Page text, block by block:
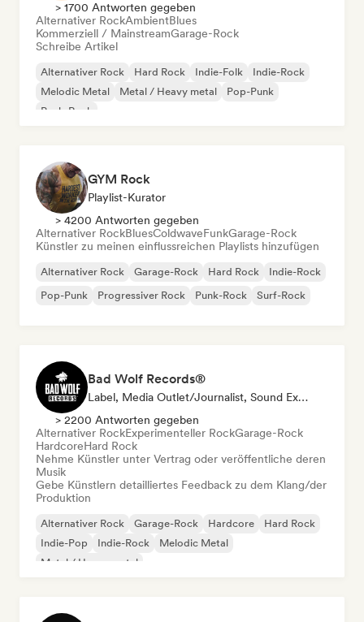
> 1700 Antworten gegeben
Alternativer RockAmbientBlues
Kommerziell / MainstreamGarage-Rock
Schreibe Artikel
Alternativer Rock Hard Rock Indie-Folk
Indie-Rock
Melodic Metal
Metal / Heavy metal
Pop-Punk
Punk-Rock
GYM Rock
Playlist-Kurator
> 4200 Antworten gegeben
Alternativer RockBluesColdwaveFunkGarage-Rock
Künstler zu meinen einflussreichen Playlists hinzufügen
Alternativer Rock Garage-Rock Hard Rock
Indie-Rock
Pop-Punk
Progressiver Rock Punk-Rock Surf-Rock
Bad Wolf Records®
Label, Media Outlet/Journalist, Sound Experte
> 2200 Antworten gegeben
Alternativer RockExperimenteller RockGarage-Rock
HardcoreHard Rock
Nehme Künstler unter Vertrag oder veröffentliche deren
Musik
Gebe Künstlern detailliertes Feedback zu dem Klang/der
Produktion
Alternativer Rock Garage-Rock Hardcore
Hard Rock
Indie-Pop
Indie-Rock
Melodic Metal
Metal / Heavy metal